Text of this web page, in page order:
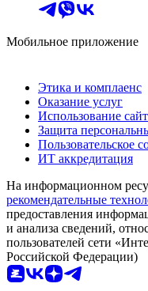
Мобильное приложение
Этика и комплаенс
Оказание услуг
Использование
Защита
Пользовательское
ИТ аккредитация
На информационном
рекомендательные
предоставления
и анализа сведений,
пользователей сети
Российской Федерации)